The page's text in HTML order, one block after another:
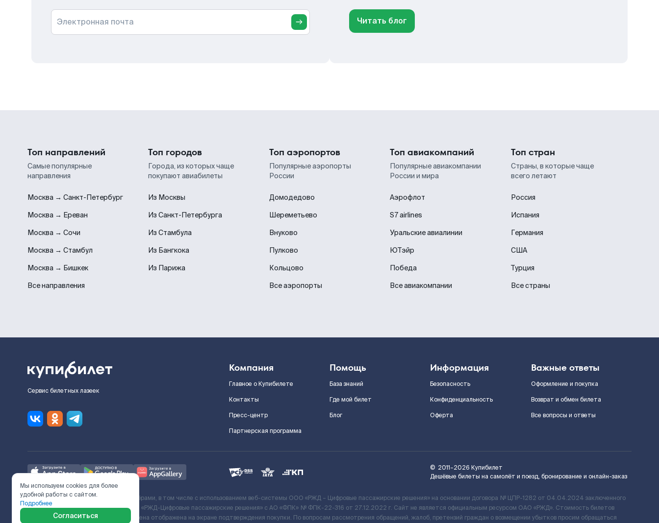
Электронная почта Читать блог
Топ направлений
Самые популярные
направления
Москва → Санкт-Петербург
Москва → Ереван
Москва → Сочи
Москва → Стамбул
Москва → Бишкек
Все направления
Топ городов
Города, из которых чаще
покупают авиабилеты
Из Москвы
Из Санкт-Петербурга
Из Стамбула
Из Бангкока
Из Парижа
Топ аэропортов
Популярные аэропорты
России
Домодедово
Шереметьево
Внуково
Пулково
Кольцово
Все аэропорты
Топ авиакомпаний
Популярные авиакомпании
России и мира
Аэрофлот
S7 airlines
Уральские авиалинии
ЮТэйр
Победа
Все авиакомпании
Топ стран
Страны, в которые чаще
всего летают
Россия
Испания
Германия
США
Турция
Все страны
Сервис билетных лазеек
Компания
Главное о Купибилете
Контакты
Пресс-центр
Партнерская программа
Помощь
База знаний
Где мой билет
Блог
Информация
Безопасность
Конфиденциальность
Оферта
Важные ответы
Оформление и покупка
Возврат и обмен билета
Все вопросы и ответы
© 2011–2026 Купибилет
Дешёвые билеты на самолёт и поезд, бронирование и онлайн-заказ
Ж/Д билеты предоставляются партнёрами, в том числе с использованием веб-системы ООО «РЖД – Цифровые пассажирские решения» на основании договора № ЦПР-1282 от 04.04.2024 заключенного
с Поставщиком услуг и Договора ООО «РЖД-Цифровые пассажирские решения» c АО «ФПК» № ФПК-22-316 от 27.12.2022 г. Сайт не является официальным ресурсом ОАО «РЖД». Стоимость билетов
включает сервисный сбор. Итоговая цена отображена на экране подтверждения покупки. По вопросам рассмотрения обращений, жалоб, претензий граждан о возмещении убытков просим обращаться
Мы используем cookies для более
удобной работы с сайтом.
Подробнее
Согласиться